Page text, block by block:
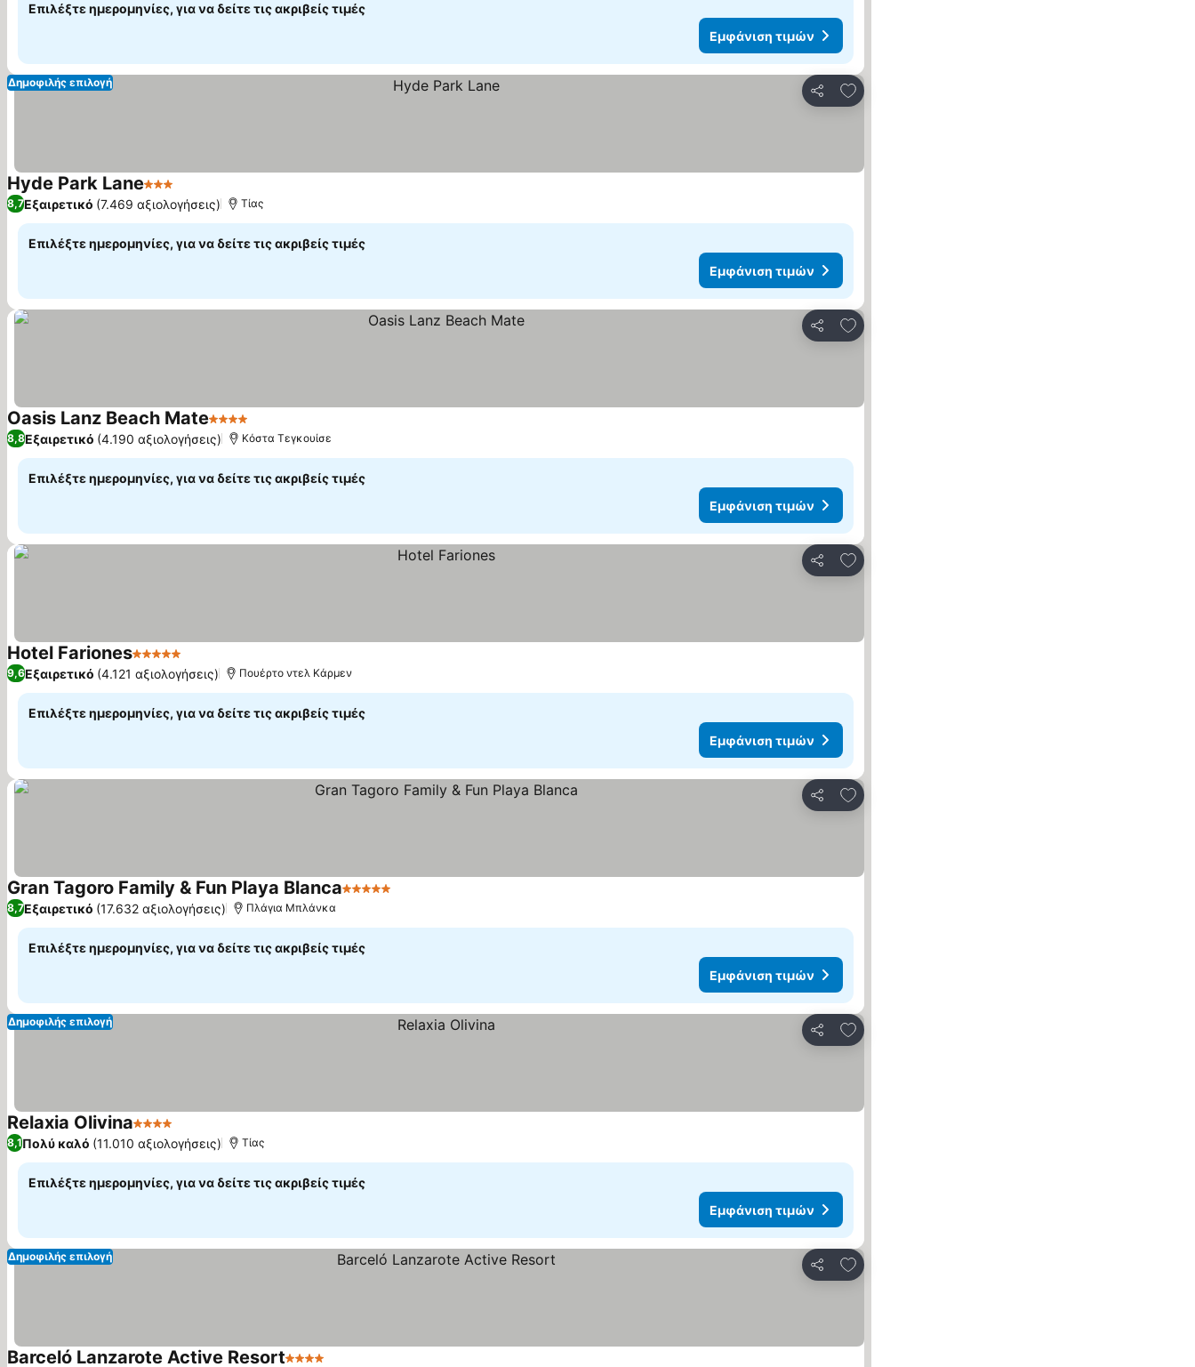
Επιλέξτε ημερομηνίες, για να δείτε τις ακριβείς τιμές
Εμφάνιση τιμών
Κοινοποίηση
Προσθήκη στα αγαπημένα
Δημοφιλής επιλογή
Hyde Park Lane3 ΑστέριαΕμφάνιση τιμών
8,7Εξαιρετικό (7.469 αξιολογήσεις) Τίας
Επιλέξτε ημερομηνίες, για να δείτε τις ακριβείς τιμές
Εμφάνιση τιμών
Κοινοποίηση
Προσθήκη στα αγαπημένα
Oasis Lanz Beach Mate4 Αστέρια
8,8Εξαιρετικό (4.190 αξιολογήσεις) Κόστα Τεγκουίσε
Επιλέξτε ημερομηνίες, για να δείτε τις ακριβείς τιμές
Εμφάνιση τιμών
Κοινοποίηση
Προσθήκη στα αγαπημένα
Hotel Fariones5 ΑστέριαΕμφάνιση τιμών
9,6Εξαιρετικό (4.121 αξιολογήσεις) Πουέρτο ντελ Κάρμεν
Επιλέξτε ημερομηνίες, για να δείτε τις ακριβείς τιμές
Εμφάνιση τιμών
Κοινοποίηση
Προσθήκη στα αγαπημένα
Gran Tagoro Family & Fun Playa Blanca5 Αστέρια
8,7Εξαιρετικό (17.632 αξιολογήσεις) Πλάγια Μπλάνκα
Επιλέξτε ημερομηνίες, για να δείτε τις ακριβείς τιμές
Εμφάνιση τιμών
Κοινοποίηση
Προσθήκη στα αγαπημένα
Δημοφιλής επιλογή
Relaxia Olivina4 ΑστέριαΕμφάνιση τιμών
8,1Πολύ καλό (11.010 αξιολογήσεις) Τίας
Επιλέξτε ημερομηνίες, για να δείτε τις ακριβείς τιμές
Εμφάνιση τιμών
Κοινοποίηση
Προσθήκη στα αγαπημένα
Δημοφιλής επιλογή
Barceló Lanzarote Active Resort